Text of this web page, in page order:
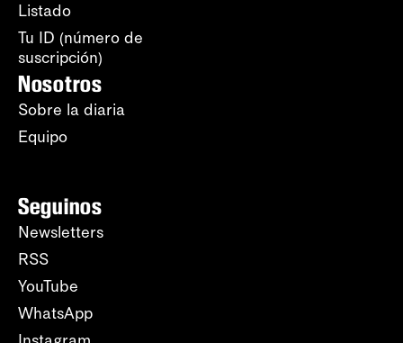
Listado
Tu ID (número de
suscripción)
Nosotros
Sobre la diaria
Equipo
Seguinos
Newsletters
RSS
YouTube
WhatsApp